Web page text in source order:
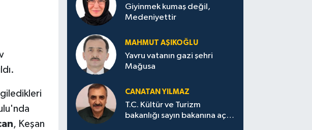
, Keşan
Giyinmek kumaş değil,
Medeniyettir
MAHMUT AŞIKOĞLU
Yavru vatanın gazi şehri
Mağusa
CANATAN YILMAZ
T.C. Kültür ve Turizm
bakanlığı sayın bakanına açık